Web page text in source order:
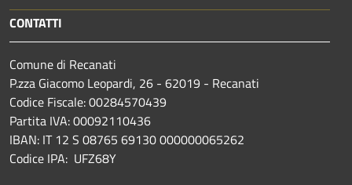
CONTATTI
Comune di Recanati
P.zza Giacomo Leopardi, 26 - 62019 - Recanati
Codice Fiscale: 00284570439
Partita IVA: 00092110436
IBAN: IT 12 S 08765 69130 000000065262
Codice IPA: UFZ68Y